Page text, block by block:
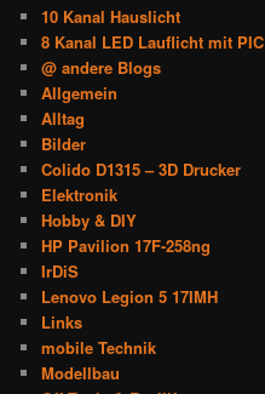
10 Kanal Hauslicht
8 Kanal LED Lauflicht mit PIC
@ andere Blogs
Allgemein
Alltag
Bilder
Colido D1315 – 3D Drucker
Elektronik
Hobby & DIY
HP Pavilion 17F-258ng
IrDiS
Lenovo Legion 5 17IMH
Links
mobile Technik
Modellbau